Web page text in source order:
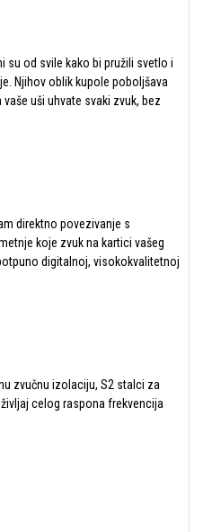
su od svile kako bi pružili svetlo i
Njihov oblik kupole poboljšava
uši uhvate svaki zvuk, bez
direktno povezivanje s
koje zvuk na kartici vašeg
digitalnoj, visokokvalitetnoj
zvučnu izolaciju, S2 stalci za
celog raspona frekvencija